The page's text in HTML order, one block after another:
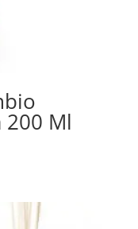
200 Ml